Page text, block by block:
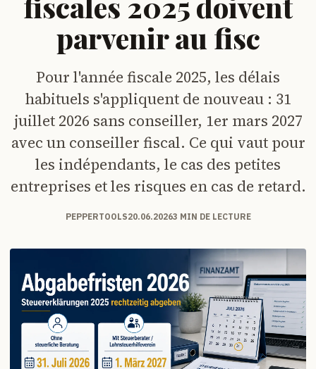
parvenir au fisc
Pour l'année fiscale 2025, les délais
habituels s'appliquent de nouveau : 31
juillet 2026 sans conseiller, 1er mars 2027
avec un conseiller fiscal. Ce qui vaut pour
les indépendants, le cas des petites
entreprises et les risques en cas de retard.
PEPPERTOOLS20.06.20263 MIN DE LECTURE